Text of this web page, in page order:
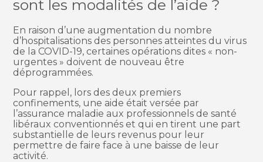
sont les modalités de l’aide ?
En raison d’une augmentation du nombre
d’hospitalisations des personnes atteintes du virus
de la COVID-19, certaines opérations dites « non-
urgentes » doivent de nouveau être
déprogrammées.
Pour rappel, lors des deux premiers
confinements, une aide était versée par
l’assurance maladie aux professionnels de santé
libéraux conventionnés et qui en tirent une part
substantielle de leurs revenus pour leur
permettre de faire face à une baisse de leur
activité.